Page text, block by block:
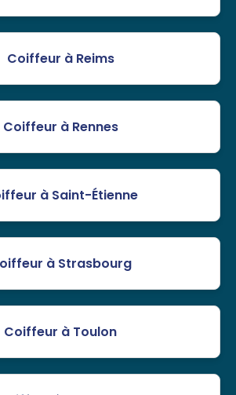
Coiffeur à Reims
Coiffeur à Rennes
à Saint-Étienne
à Strasbourg
Coiffeur à Toulon